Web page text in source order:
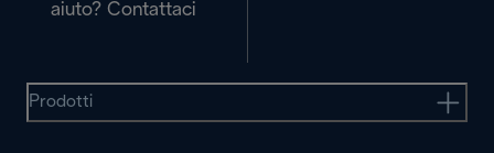
aiuto? Contattaci
Prodotti